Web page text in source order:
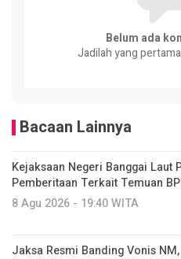
Belum ada
Jadilah yang
Bacaan Lainnya
Kejaksaan Negeri Banggai Laut
Pemberitaan Terkait Temuan
8 Agu 2026 - 19:40 WITA
Jaksa Resmi Banding Vonis